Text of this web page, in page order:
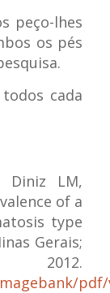
peço-lhes
os pés
cada
Diniz LM,
of a
type
Gerais;
pdf/